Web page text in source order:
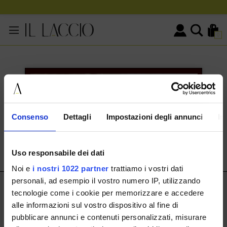
Consenso Dettagli Impostazioni degli annunci
Uso responsabile dei dati
Noi e i nostri 1022 partner trattiamo i vostri dati
personali, ad esempio il vostro numero IP, utilizzando
tecnologie come i cookie per memorizzare e accedere
alle informazioni sul vostro dispositivo al fine di
pubblicare annunci e contenuti personalizzati, misurare
0
KONTAKTINFORMATIONEN
Via Cassala 20 25126 Brescia
+393291008001
IL LACCIO
IL LACCIO